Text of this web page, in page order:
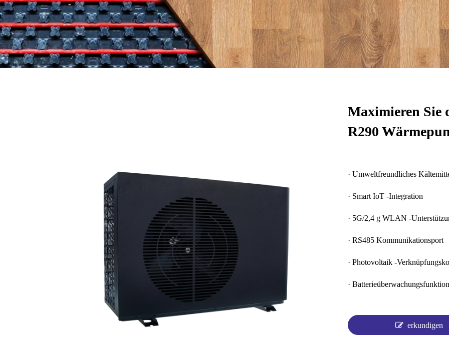
Maximieren Sie
R290
· Umweltfreundliches
· Smart IoT -Integration
· 5G/2,4 g WLAN -
· RS485 Kommunikationsport
· Photovoltaik -
· Batterieüberwachungsfunktion
erkundigen